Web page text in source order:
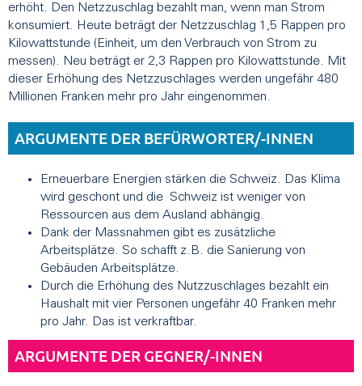
erhöht. Den Netzzuschlag bezahlt man, wenn man Strom
konsumiert. Heute beträgt der Netzzuschlag 1,5 Rappen pro
Kilowattstunde (Einheit, um den Verbrauch von Strom zu
messen). Neu beträgt er 2,3 Rappen pro Kilowattstunde. Mit
dieser Erhöhung des Netzzuschlages werden ungefähr 480
Millionen Franken mehr pro Jahr eingenommen.
ARGUMENTE DER BEFÜRWORTER/-INNEN
Erneuerbare Energien stärken die Schweiz. Das Klima
wird geschont und die Schweiz ist weniger von
Ressourcen aus dem Ausland abhängig.
Dank der Massnahmen gibt es zusätzliche
Arbeitsplätze. So schafft z.B. die Sanierung von
Gebäuden Arbeitsplätze.
Durch die Erhöhung des Nutzzuschlages bezahlt ein
Haushalt mit vier Personen ungefähr 40 Franken mehr
pro Jahr. Das ist verkraftbar.
ARGUMENTE DER GEGNER/-INNEN